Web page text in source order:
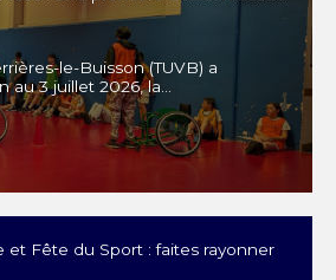
le-Buisson (TUVB) a
au 3 juillet 2026, la…
et Fête du Sport : faites rayonner